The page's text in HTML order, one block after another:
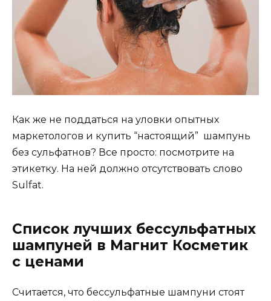
Как же не поддаться на уловки опытных
маркетологов и купить “настоящий” шампунь
без сульфатнов? Все просто: посмотрите на
этикетку. На ней должно отсутствовать слово
Sulfat.
Список лучших бессульфатных
шампуней в Магнит Косметик
с ценами
Считается, что бессульфатные шампуни стоят